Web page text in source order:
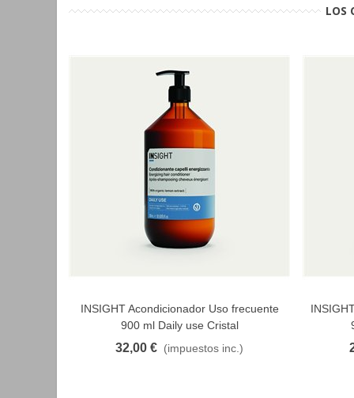
LOS
FAVORITO
INSIGHT Acondicionador Uso frecuente
900 ml Daily use Cristal
32,00 € (impuestos inc.)